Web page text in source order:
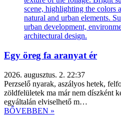
Egy öreg fa aranyat ér
2026. augusztus. 2. 22:37
Perzselő nyarak, aszályos hetek,
zöldfelületek ma már nem díszként
egyáltalán elviselhető m…
BŐVEBBEN »